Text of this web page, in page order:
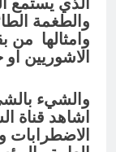
والطغمة
وامثالها من
الاشوريين
والشيء
اشاهد قناة
الاضطرابات